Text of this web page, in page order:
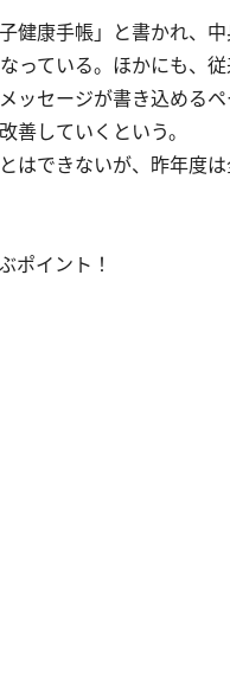
康手帳」と書かれ、
っている。ほかにも、
ッセージが書き込める
していくという。
できないが、昨年度
ポイント！